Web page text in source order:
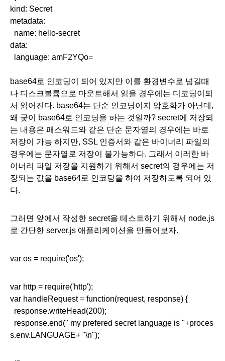
kind: Secret
metadata:
name: hello-secret
data:
language: amF2YQo=
base64로 인코딩이 되어 있지만 이를 환경변수로 넘길때
나 디스크볼륨으로 마운트해서 읽을 경우에는 디코딩이되
서 읽어진다. base64는 단순 인코딩이지 암호화가 아닌데,
왜 궂이 base64로 인코딩을 하는 것일까? secret에 저장되
는 내용은 패스워드와 같은 단순 문자열의 경우에는 바로
저장이 가능 하지만, SSL 인증서와 같은 바이너리 파일의
경우에는 문자열로 저장이 불가능하다. 그래서 이러한 바
이너리 파일 저장을 지원하기 위해서 secret의 경우에는 저
장되는 값을 base64로 인코딩을 하여 저장하도록 되어 있
다.
그러면 앞에서 작성한 secret을 테스트하기 위해서 node.js
로 간단한 server.js 애플리케이션을 만들어보자.
var os = require('os');
var http = require('http');
var handleRequest = function(request, response) {
response.writeHead(200);
s.env.LANGUAGE+ "\n");